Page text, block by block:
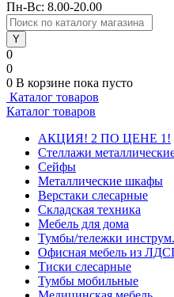
Пн-Вс: 8.00-20.00
0
0
0 В корзине пока пусто
Каталог товаров
Каталог товаров
АКЦИЯ! 2 ПО ЦЕНЕ 1!
Стеллажи
Сейфы
Металлические шкафы
Верстаки слесарные
Складская техника
Мебель для дома
Тумбы/тележки инструм.
Офисная мебель из
Тиски слесарные
Тумбы мобильные